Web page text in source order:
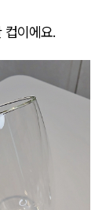
컵이에요.